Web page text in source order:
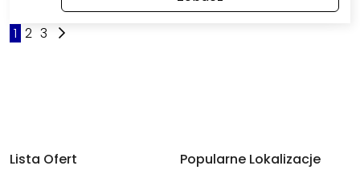
1 2 3
Lista Ofert
Popularne Lokalizacje